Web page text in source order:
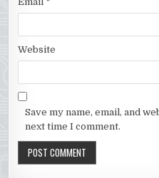
Website
Save my name, email, and
next time I comment.